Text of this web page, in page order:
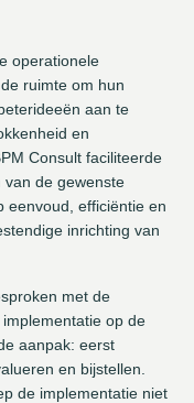
operationele
ruimte om hun
aan te
en
Consult faciliteerde
van de gewenste
eenvoud, efficiëntie en
inrichting van
met de
op de
aanpak: eerst
en bijstellen.
de implementatie niet